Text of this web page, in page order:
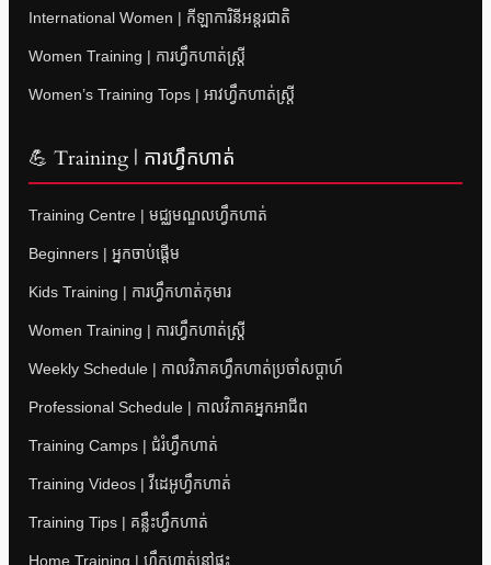
International Women | កីឡាការិនីអន្តរជាតិ
Women Training | ការហ្វឹកហាត់ស្ត្រី
Women’s Training Tops | អាវហ្វឹកហាត់ស្ត្រី
💪 Training | ការហ្វឹកហាត់
Training Centre | មជ្ឈមណ្ឌលហ្វឹកហាត់
Beginners | អ្នកចាប់ផ្តើម
Kids Training | ការហ្វឹកហាត់កុមារ
Women Training | ការហ្វឹកហាត់ស្ត្រី
Weekly Schedule | កាលវិភាគហ្វឹកហាត់ប្រចាំសប្តាហ៍
Professional Schedule | កាលវិភាគអ្នកអាជីព
Training Camps | ជំរំហ្វឹកហាត់
Training Videos | វីដេអូហ្វឹកហាត់
Training Tips | គន្លឹះហ្វឹកហាត់
Home Training | ហ្វឹកហាត់នៅផ្ទះ